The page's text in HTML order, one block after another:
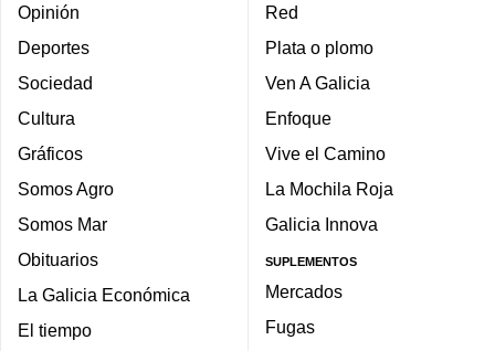
Opinión
Deportes
Sociedad
Cultura
Gráficos
Somos Agro
Somos Mar
Obituarios
La Galicia Económica
El tiempo
Red
Plata o plomo
Ven A Galicia
Enfoque
Vive el Camino
La Mochila Roja
Galicia Innova
SUPLEMENTOS
Mercados
Fugas